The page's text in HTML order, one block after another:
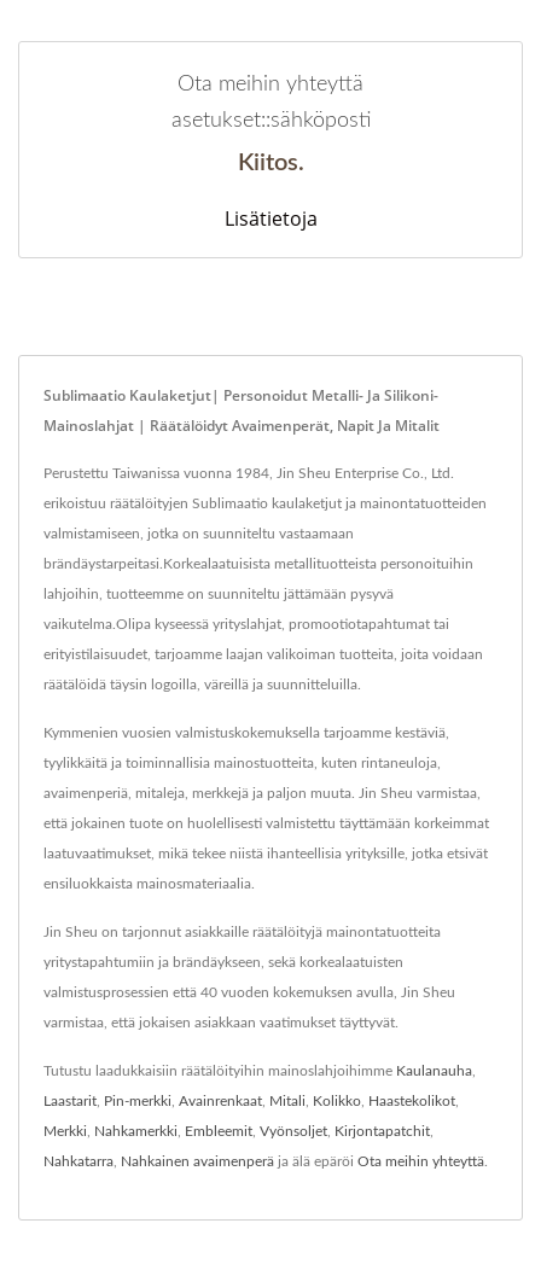
Ota meihin yhteyttä
asetukset::sähköposti
Kiitos.
Lisätietoja
Sublimaatio Kaulaketjut| Personoidut Metalli- Ja Silikoni-
Mainoslahjat | Räätälöidyt Avaimenperät, Napit Ja Mitalit
Perustettu Taiwanissa vuonna 1984, Jin Sheu Enterprise Co., Ltd.
erikoistuu räätälöityjen Sublimaatio kaulaketjut ja mainontatuotteiden
valmistamiseen, jotka on suunniteltu vastaamaan
brändäystarpeitasi.Korkealaatuisista metallituotteista personoituihin
lahjoihin, tuotteemme on suunniteltu jättämään pysyvä
vaikutelma.Olipa kyseessä yrityslahjat, promootiotapahtumat tai
erityistilaisuudet, tarjoamme laajan valikoiman tuotteita, joita voidaan
räätälöidä täysin logoilla, väreillä ja suunnitteluilla.
Kymmenien vuosien valmistuskokemuksella tarjoamme kestäviä,
tyylikkäitä ja toiminnallisia mainostuotteita, kuten rintaneuloja,
avaimenperiä, mitaleja, merkkejä ja paljon muuta. Jin Sheu varmistaa,
että jokainen tuote on huolellisesti valmistettu täyttämään korkeimmat
laatuvaatimukset, mikä tekee niistä ihanteellisia yrityksille, jotka etsivät
ensiluokkaista mainosmateriaalia.
Jin Sheu on tarjonnut asiakkaille räätälöityjä mainontatuotteita
yritystapahtumiin ja brändäykseen, sekä korkealaatuisten
valmistusprosessien että 40 vuoden kokemuksen avulla, Jin Sheu
varmistaa, että jokaisen asiakkaan vaatimukset täyttyvät.
Tutustu laadukkaisiin räätälöityihin mainoslahjoihimme Kaulanauha
Laastarit Pin-merkki Avainrenkaat Mitali Kolikko Haastekolikot
Merkki Nahkamerkki Embleemit Vyönsoljet Kirjontapatchit
Nahkatarra Nahkainen avaimenperä ja älä epäröi Ota meihin yhteyttä